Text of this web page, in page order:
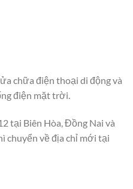
chữa điện thoại di động và
điện mặt trời.
tại Biên Hòa, Đồng Nai và
chuyển về địa chỉ mới tại